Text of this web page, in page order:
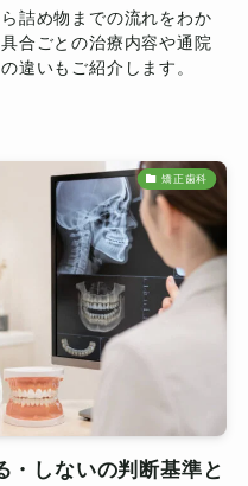
詰め物までの流れをわか
合ごとの治療内容や通院
違いもご紹介します。
矯正歯科
・しないの判断基準と